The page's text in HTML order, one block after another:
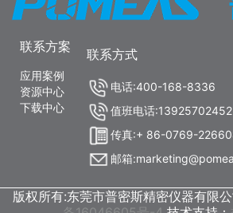
联系方案
应用案例
资源中心
下载中心
联系方式
电话:400-168-8336
值班电话:13925702452
传真:+ 86-0769-
邮箱
版权所有:东莞市普密斯精密仪器有限